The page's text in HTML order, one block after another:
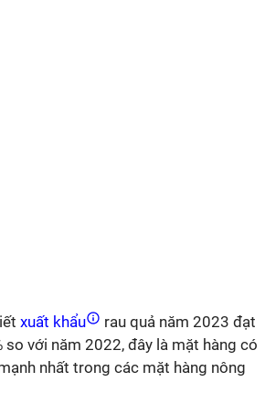
xuất khẩu
rau quả năm 2023 đạt
so với năm 2022, đây là mặt hàng có
nhất trong các mặt hàng nông